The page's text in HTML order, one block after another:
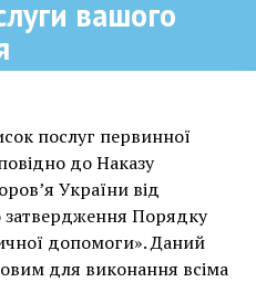
вашого
послуг первинної
до Наказу
України від
Порядку
допомоги». Даний